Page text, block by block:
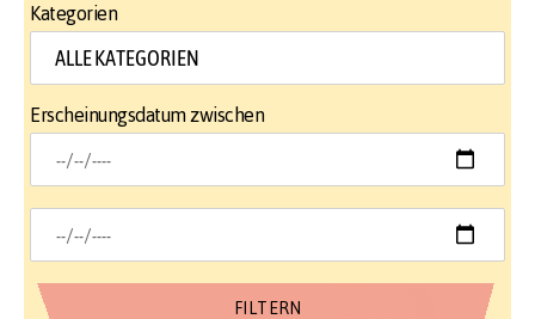
Kategorien
Erscheinungsdatum zwischen